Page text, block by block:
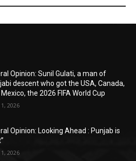
Opinion: Sunil Gulati, a man of
descent who got the USA, Canada,
the 2026 FIFA World Cup
2026
Opinion: Looking Ahead : Punjab is
2026